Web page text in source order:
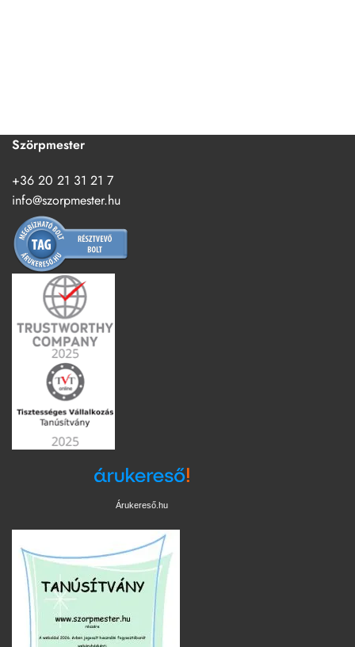
Szörpmester
+36 20 21 31 21 7
info@szorpmester.hu
Árukereső.hu